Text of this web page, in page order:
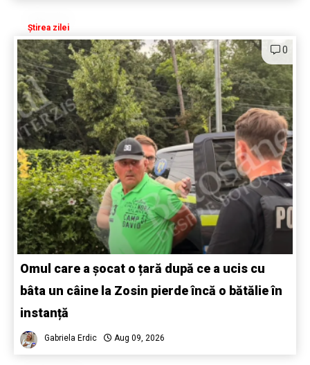
Știrea zilei
0
Omul care a șocat o țară după ce a ucis cu
bâta un câine la Zosin pierde încă o bătălie în
instanță
Gabriela Erdic Aug 09, 2026